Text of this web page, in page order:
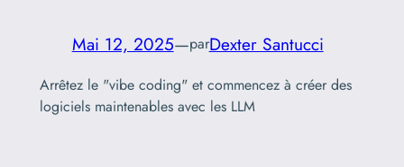
Mai 12, 2025—parDexter Santucci
Arrêtez le "vibe coding" et commencez à créer des
logiciels maintenables avec les LLM